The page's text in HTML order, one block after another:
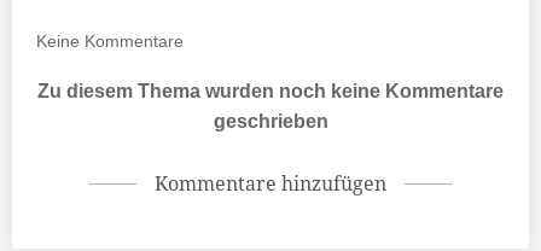
Keine Kommentare
Zu diesem Thema wurden noch keine Kommentare
geschrieben
Kommentare hinzufügen